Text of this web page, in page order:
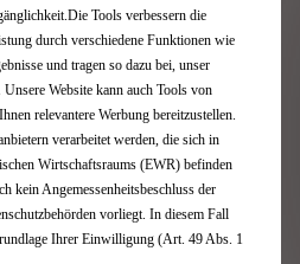
App können Sie die
einfach finden. Ob in der
Dank der vernetzten App
Netzwerk von mehr als
Frankreich und mehr als
Tools verbessern die
durch verschiedene Funktionen wie
und tragen so dazu bei, unser
Website kann auch Tools von
relevantere Werbung bereitzustellen.
verarbeitet werden, die sich in
Wirtschaftsraums (EWR) befinden
kein Angemessenheitsbeschluss der
vorliegt. In diesem Fall
Ihrer Einwilligung (Art. 49 Abs. 1